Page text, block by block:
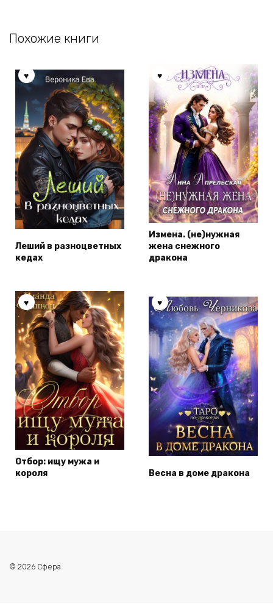
Похожие книги
Леший в разноцветных
кедах
Измена. (не)нужная
жена снежного
дракона
Отбор: ищу мужа и
короля
Весна в доме дракона
© 2026 Сфера